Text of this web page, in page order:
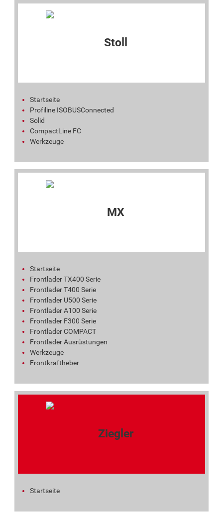
Startseite
Profiline ISOBUSConnected
Solid
CompactLine FC
Werkzeuge
Startseite
Frontlader TX400 Serie
Frontlader T400 Serie
Frontlader U500 Serie
Frontlader A100 Serie
Frontlader F300 Serie
Frontlader COMPACT
Frontlader Ausrüstungen
Werkzeuge
Frontkraftheber
Startseite